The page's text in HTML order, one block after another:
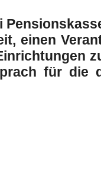
einen
für die